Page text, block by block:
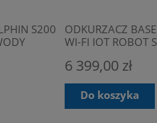
S200
ODKURZACZ
WI-FI IOT ROBOT
6 399,00 zł
Do koszyka